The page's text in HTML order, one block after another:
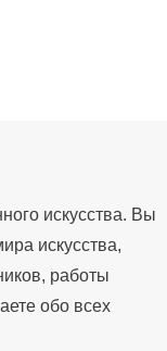
искусства. Вы
искусства,
работы
обо всех